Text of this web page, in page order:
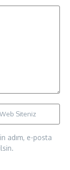
adım, e-posta